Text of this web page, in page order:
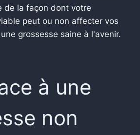
de la façon dont votre
peut ou non affecter vos
grossesse saine à l'avenir.
à une
non